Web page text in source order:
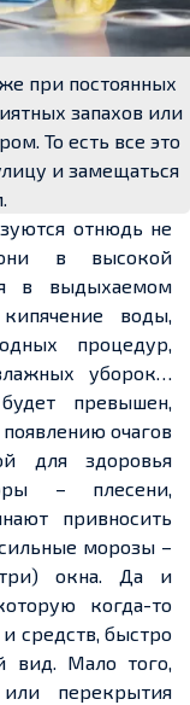
при постоянных
запахов или
То есть все это
и замещаться
отнюдь не
в высокой
в выдыхаемом
воды,
процедур,
уборок…
превышен,
очагов
для здоровья
– плесени,
привносить
морозы –
окна. Да и
когда-то
средств, быстро
вид. Мало того,
перекрытия